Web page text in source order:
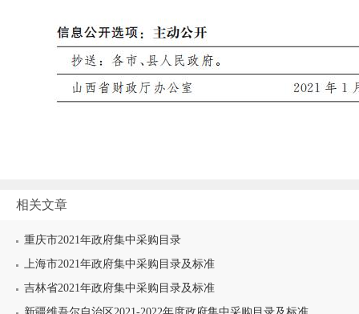
相关文章
重庆市2021年政府集中采购目录
上海市2021年政府集中采购目录及标准
吉林省2021年政府集中采购目录及标准